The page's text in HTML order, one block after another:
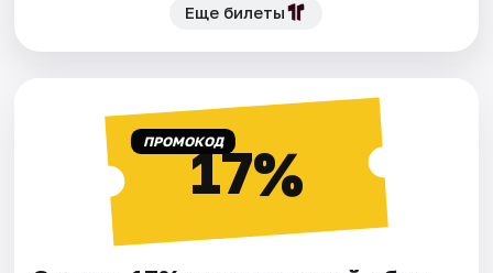
Еще билеты
ПРОМОКОД17%